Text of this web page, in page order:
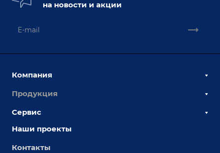
на новости и акции
Компания
О компании
Выставки и мероприятия
Продукция
Сборочно-сварочные столы
Оснастка для сварочных столов
Сервис
Сервисное обслуживание
Обучение
Наши проекты
Контакты